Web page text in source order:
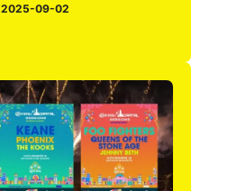
2025-09-02